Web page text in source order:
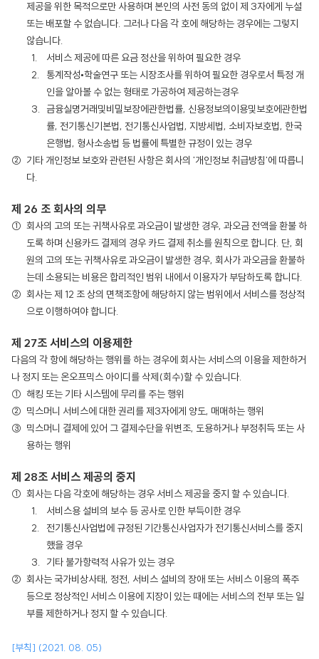
제공을 위한 목적으로만 사용하며 본인의 사전 동의 없이 제 3자에게 누설
또는 배포할 수 없습니다. 그러나 다음 각 호에 해당하는 경우에는 그렇지
않습니다.
서비스 제공에 따른 요금 정산을 위하여 필요한 경우
통계작성•학술연구 또는 시장조사를 위하여 필요한 경우로서 특정 개
인을 알아볼 수 없는 형태로 가공하여 제공하는경우
금융실명거래및비밀보장에관한법률, 신용정보의이용및보호에관한법
률, 전기통신기본법, 전기통신사업법, 지방세법, 소비자보호법, 한국
은행법, 형사소송법 등 법률에 특별한 규정이 있는 경우
기타 개인정보 보호와 관련된 사항은 회사의 '개인정보 취급방침'에 따릅니
다.
제 26 조 회사의 의무
회사의 고의 또는 귀책사유로 과오금이 발생한 경우, 과오금 전액을 환불 하
도록 하며 신용카드 결제의 경우 카드 결제 취소를 원칙으로 합니다. 단, 회
원의 고의 또는 귀책사유로 과오금이 발생한 경우, 회사가 과오금을 환불하
는데 소용되는 비용은 합리적인 범위 내에서 이용자가 부담하도록 합니다.
회사는 제 12 조 상의 면책조항에 해당하지 않는 범위에서 서비스를 정상적
으로 이행하여야 합니다.
제 27조 서비스의 이용제한
다음의 각 항에 해당하는 행위를 하는 경우에 회사는 서비스의 이용을 제한하거
나 정지 또는 온오프믹스 아이디를 삭제(회수)할 수 있습니다.
해킹 또는 기타 시스템에 무리를 주는 행위
믹스머니 서비스에 대한 권리를 제3자에게 양도, 매매하는 행위
믹스머니 결제에 있어 그 결제수단을 위변조, 도용하거나 부정취득 또는 사
용하는 행위
제 28조 서비스 제공의 중지
회사는 다음 각호에 해당하는 경우 서비스 제공을 중지 할 수 있습니다.
서비스용 설비의 보수 등 공사로 인한 부득이한 경우
전기통신사업법에 규정된 기간통신사업자가 전기통신서비스를 중지
했을 경우
기타 불가항력적 사유가 있는 경우
회사는 국가비상사태, 정전, 서비스 설비의 장애 또는 서비스 이용의 폭주
등으로 정상적인 서비스 이용에 지장이 있는 때에는 서비스의 전부 또는 일
부를 제한하거나 정지 할 수 있습니다.
[부칙] (2021. 08. 05)